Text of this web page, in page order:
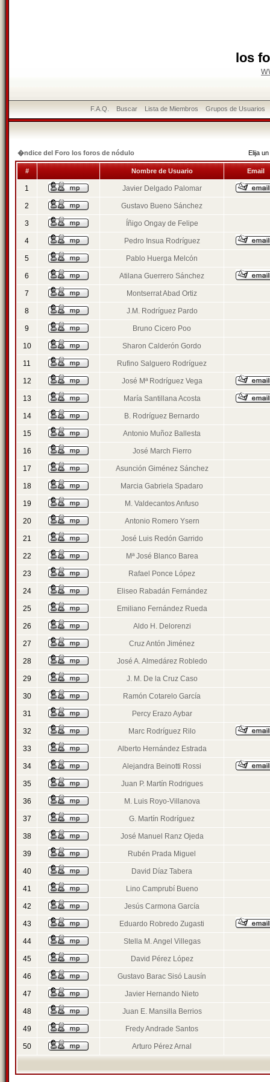
los
F.A.Q. Buscar Lista de Miembros Grupos de Usuarios
�ndice del Foro los foros de nódulo Elija
# Nombre de Usuario Email
1 Javier Delgado Palomar
2 Gustavo Bueno Sánchez
3 Íñigo Ongay de Felipe
4 Pedro Insua Rodríguez
5 Pablo Huerga Melcón
6 Atilana Guerrero Sánchez
7 Montserrat Abad Ortiz
8 J.M. Rodríguez Pardo
9 Bruno Cicero Poo
10 Sharon Calderón Gordo
11 Rufino Salguero Rodríguez
12 José Mª Rodríguez Vega
13 María Santillana Acosta
14 B. Rodríguez Bernardo
15 Antonio Muñoz Ballesta
16 José March Fierro
17 Asunción Giménez Sánchez
18 Marcia Gabriela Spadaro
19 M. Valdecantos Anfuso
20 Antonio Romero Ysern
21 José Luis Redón Garrido
22 Mª José Blanco Barea
23 Rafael Ponce López
24 Eliseo Rabadán Fernández
25 Emiliano Fernández Rueda
26 Aldo H. Delorenzi
27 Cruz Antón Jiménez
28 José A. Almedárez Robledo
29 J. M. De la Cruz Caso
30 Ramón Cotarelo García
31 Percy Erazo Aybar
32 Marc Rodríguez Rilo
33 Alberto Hernández Estrada
34 Alejandra Beinotti Rossi
35 Juan P. Martín Rodrigues
36 M. Luis Royo-Villanova
37 G. Martín Rodríguez
38 José Manuel Ranz Ojeda
39 Rubén Prada Miguel
40 David Díaz Tabera
41 Lino Camprubí Bueno
42 Jesús Carmona García
43 Eduardo Robredo Zugasti
44 Stella M. Angel Villegas
45 David Pérez López
46 Gustavo Barac Sisó Lausín
47 Javier Hernando Nieto
48 Juan E. Mansilla Berrios
49 Fredy Andrade Santos
50 Arturo Pérez Arnal